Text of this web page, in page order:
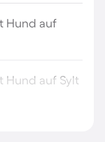
Hund auf
Hund auf Sylt